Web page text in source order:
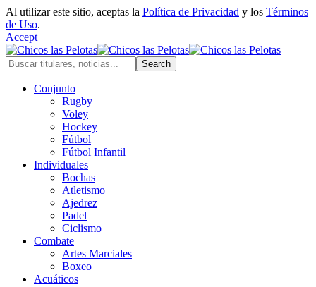
Al utilizar este sitio, aceptas la Política de Privacidad y los Términos
de Uso.
Accept
Conjunto
Rugby
Voley
Hockey
Fútbol
Fútbol Infantil
Individuales
Bochas
Atletismo
Ajedrez
Padel
Ciclismo
Combate
Artes Marciales
Boxeo
Acuáticos